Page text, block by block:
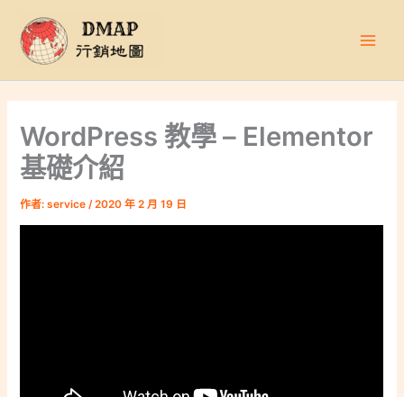
WordPress 教學 – Elementor
基礎介紹
作者:service/2020 年 2 月 19 日